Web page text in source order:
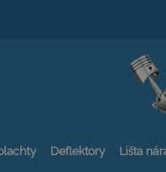
Deflektory Lišta